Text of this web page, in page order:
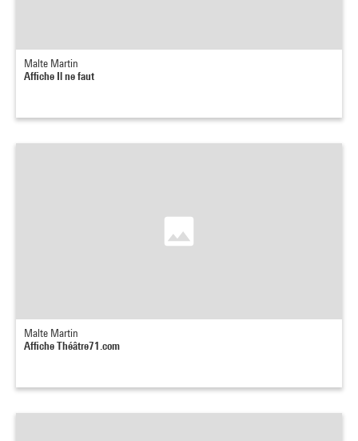
Malte Martin
Affiche Il ne faut
Malte Martin
Affiche Théâtre71.com